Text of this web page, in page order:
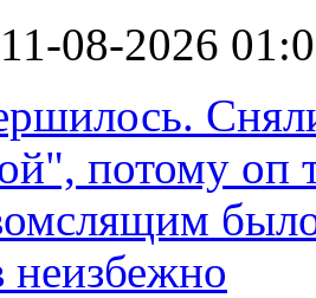
11-08-2026
потому оп
неизбежно